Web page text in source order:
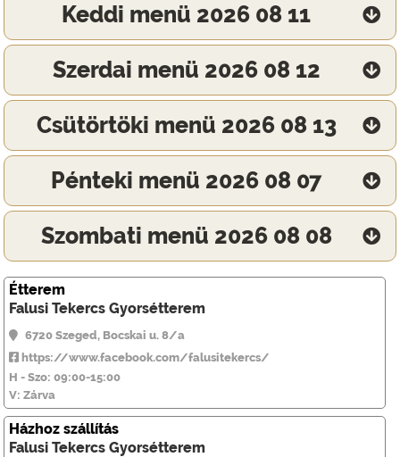
Keddi menü 2026 08 11
Szerdai menü 2026 08 12
Csütörtöki menü 2026 08 13
Pénteki menü 2026 08 07
Szombati menü 2026 08 08
Étterem
Falusi Tekercs Gyorsétterem
6720 Szeged, Bocskai u. 8/a
https://www.facebook.com/falusitekercs/
H - Szo: 09:00-15:00
V: Zárva
Házhoz szállítás
Falusi Tekercs Gyorsétterem